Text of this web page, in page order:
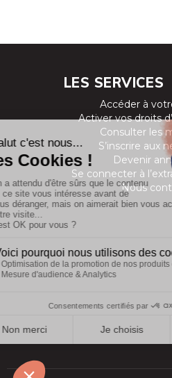
LES SERVICES
Accéder à
Activer vos droits
Consulter les
S’inscrire aux
Devenir
Se connecter à
Nous